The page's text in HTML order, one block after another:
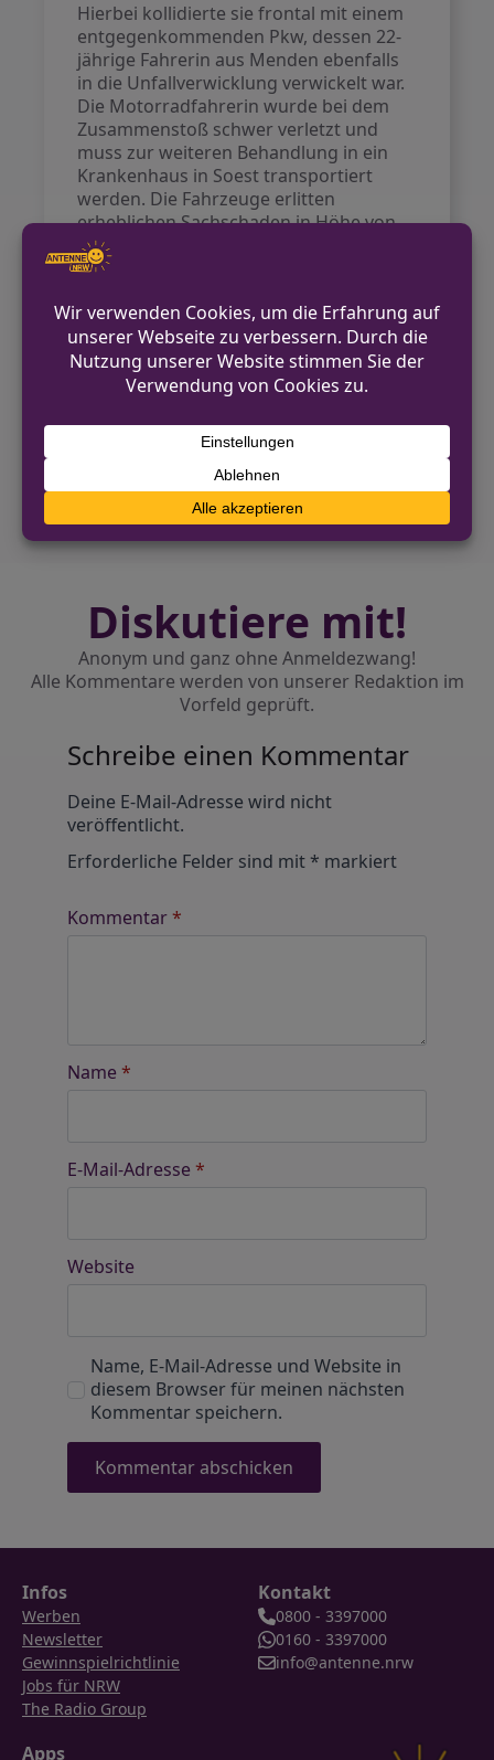
Hierbei kollidierte sie frontal mit einem
entgegenkommenden Pkw, dessen 22-
jährige Fahrerin aus Menden ebenfalls
in die Unfallverwicklung verwickelt war.
Die Motorradfahrerin wurde bei dem
Zusammenstoß schwer verletzt und
muss zur weiteren Behandlung in ein
Krankenhaus in Soest transportiert
werden. Die Fahrzeuge erlitten
erheblichen Sachschaden in Höhe von
etwa 15.000 Euro, sodass beide nicht
mehr fahrbereit waren.
VORHERIGER BEITRAG
Polizei-Mobil bietet Beratung in Bonn-Castell
NÄCHSTER BEITRAG
Alkoholisierter Mann sorgt für Polizei-
Einsatz in Gelsenkirchen
Diskutiere mit!
Anonym und ganz ohne Anmeldezwang!
Alle Kommentare werden von unserer Redaktion im
Vorfeld geprüft.
Schreibe einen Kommentar
Deine E-Mail-Adresse wird nicht
veröffentlicht.
Erforderliche Felder sind mit* markiert
Kommentar*
Name *
E-Mail-Adresse *
Website
Name, E-Mail-Adresse und Website in
diesem Browser für meinen nächsten
Kommentar speichern.
Infos
Werben
Newsletter
Gewinnspielrichtlinie
Jobs für NRW
The Radio Group
Kontakt
0800 - 3397000
0160 - 3397000
info@antenne.nrw
Apps